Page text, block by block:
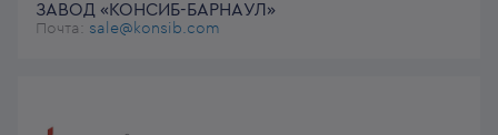
ЗАВОД «КОНСИБ-БАРНАУЛ»
Почта: sale@konsib.com